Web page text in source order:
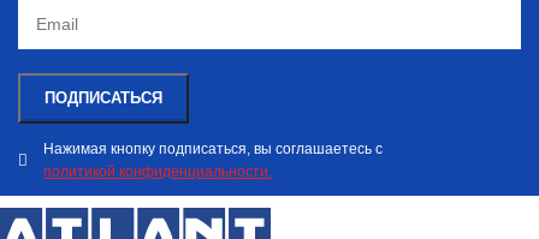
Нажимая кнопку подписаться, вы соглашаетесь с
политикой конфиденциальности.